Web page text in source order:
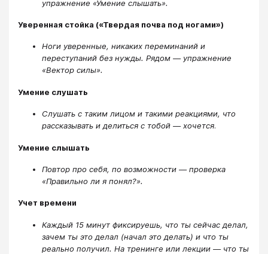
упражнение «Умение слышать».
Уверенная стойка («Твердая почва под ногами»)
Ноги уверенные, никаких переминаний и
переступаний без нужды. Рядом — упражнение
«Вектор силы».
Умение слушать
Слушать с таким лицом и такими реакциями, что
рассказывать и делиться с тобой — хочется.
Умение слышать
Повтор про себя, по возможности — проверка
«Правильно ли я понял?».
Учет времени
Каждый 15 минут фиксируешь, что ты сейчас делал,
зачем ты это делал (начал это делать) и что ты
реально получил. На тренинге или лекции — что ты